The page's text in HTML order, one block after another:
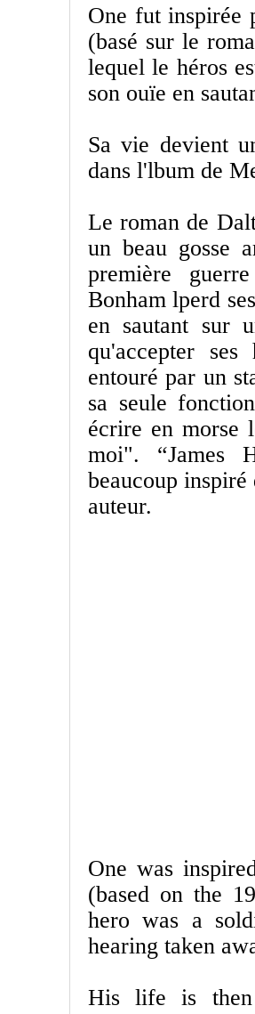
One fut inspirée
(basé sur le
lequel le héros
son ouïe en
Sa vie devient
dans l'lbum de
Le roman de
un beau gosse
première
Bonham lperd
en sautant sur
qu'accepter
entouré par un
sa seule
écrire en morse
moi". “James
beaucoup
auteur.
One was
(based on the
hero was a
hearing taken
His life is then